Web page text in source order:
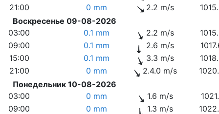
21:00
0 mm 2.2 m/s
Воскресенье 09-08-2026
03:00
0.1 mm 2.2 m/s
09:00
0.1 mm 2.6 m/s
15:00
0.1 mm 3.3 m/s
21:00
0 mm 2.4.0 m/s
Понедельник 10-08-2026
03:00
0 mm 1.6 m/s
09:00
0 mm 1.3 m/s